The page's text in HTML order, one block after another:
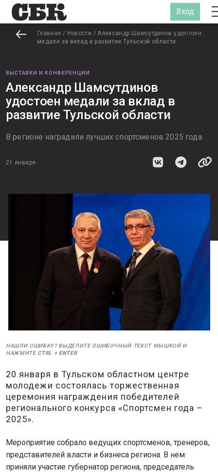
Вход
Главная / Новости / Александр Шамсутдинов удостоен
медали за вклад в развитие Тульской области
ВЫСТАВКИ И КОНФЕРЕНЦИИ
Александр Шамсутдинов
удостоен медали за вклад в
развитие Тульской области
В регионе наградили лучших спортсменов 2025 года
21 января
НАШЛИ ОШИБКУ? ВЫДЕЛИТЕ ОШИБОЧНЫЙ ТЕКСТ МЫШКОЙ И
НАЖМИТЕ CTRL + ENTER
20 января в Тульском областном центре
молодежи состоялась торжественная
церемония награждения победителей
регионального конкурса «Спортсмен года –
2025».
Мероприятие собрало ведущих спортсменов, тренеров,
представителей власти и бизнеса региона. В нем
приняли участие губернатор региона, председатель